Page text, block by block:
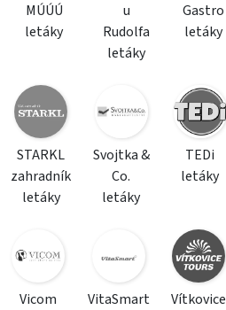
MÚÚÚ
letáky
u
Rudolfa
letáky
Gastro
letáky
STARKL
zahradník
letáky
Svojtka &
Co.
letáky
TEDi
letáky
Vicom
VitaSmart
Vítkovice